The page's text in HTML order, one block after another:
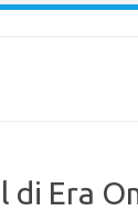
di Era